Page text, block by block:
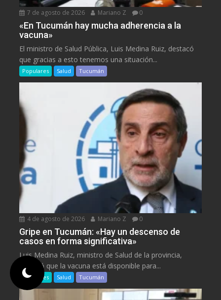
7 de agosto de 2026 Mariano Z 0
«En Tucumán hay mucha adherencia a la
vacuna»
El ministro de Salud Pública, Luis Medina Ruiz, destacó
que gracias a esto tenemos una situación...
Populares Salud Tucumán
4 de agosto de 2026 Mariano Z 0
Gripe en Tucumán: «Hay un descenso de
casos en forma significativa»
Luis Medina Ruiz, ministro de Salud de la provincia,
recordó que la vacuna está disponible para...
Populares Salud Tucumán